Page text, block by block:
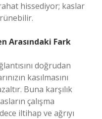
hissediyor; kaslar
Arasındaki Fark
doğrudan
kasılmasını
Buna karşılık
çalışma
iltihap ve ağrıyı